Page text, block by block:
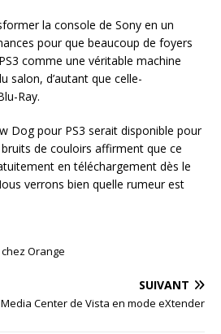
la console de Sony en un
pour que beaucoup de foyers
comme une véritable machine
salon, d’autant que celle-
Ray.
Dog pour PS3 serait disponible pour
de couloirs affirment que ce
en téléchargement dès le
verrons bien quelle rumeur est
Orange
SUIVANT
Media Center de Vista en mode eXtender